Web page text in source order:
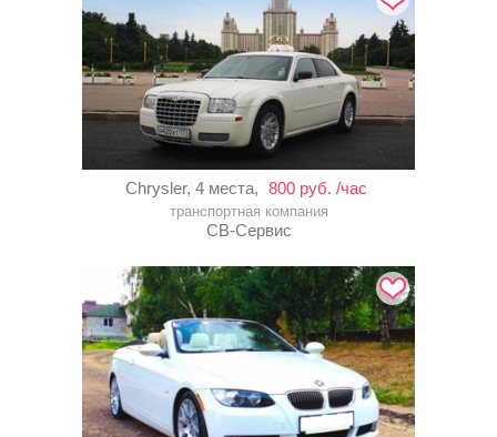
Chrysler, 4 места, 800 руб. /час
транспортная компания
СВ-Сервис